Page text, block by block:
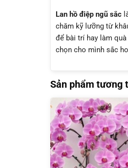
Lan hồ điệp ngũ sắc
chăm kỹ lưỡng từ
để bài trí hay làm
chọn cho mình sắc
Sản phẩm tương